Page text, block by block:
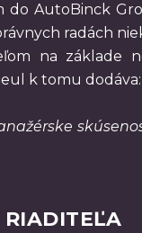
AutoBinck
radách
na základe
k tomu dodáva: